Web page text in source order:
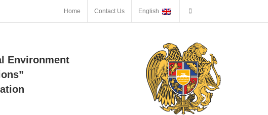
Home Contact Us English
Environment